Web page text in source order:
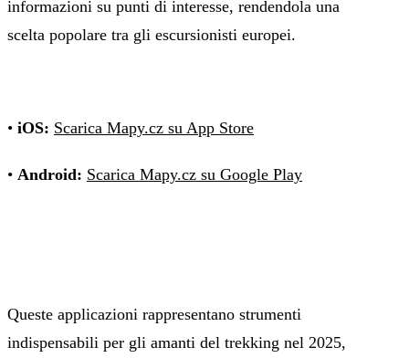
informazioni su punti di interesse, rendendola una
scelta popolare tra gli escursionisti europei.
• iOS: Scarica Mapy.cz su App Store
• Android: Scarica Mapy.cz su Google Play
Queste applicazioni rappresentano strumenti
indispensabili per gli amanti del trekking nel 2025,